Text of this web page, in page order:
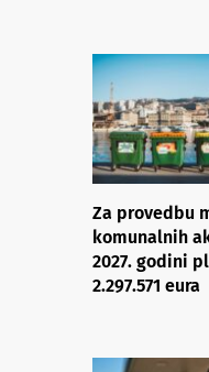
Za provedbu
komunalnih
2027. godini
2.297.571 eura